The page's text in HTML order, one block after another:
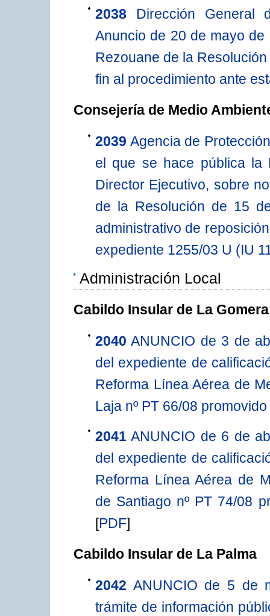
2038
Dirección General
Anuncio de 20 de mayo
Rezouane de la
fin al procedimiento ante
Consejería de Medio
2039 Agencia de
el que se hace pública la
Director Ejecutivo, sobre
de la Resolución de 15
administrativo de
expediente 1255/03 U (IU
Administración Local
Cabildo Insular de La Gomera
2040 ANUNCIO de 3 de
del expediente de
Reforma Línea Aérea de
Laja nº PT 66/08
2041 ANUNCIO de 6 de
del expediente de
Reforma Línea Aérea de
de Santiago nº PT 74/08
[PDF]
Cabildo Insular de La Palma
2042 ANUNCIO de 5 de
trámite de información